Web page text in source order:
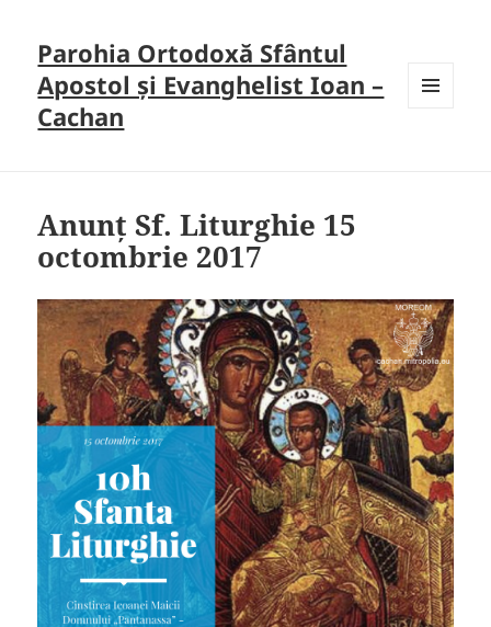
Parohia Ortodoxă Sfântul
Apostol și Evanghelist Ioan –
Cachan
Anunț Sf. Liturghie 15
octombrie 2017